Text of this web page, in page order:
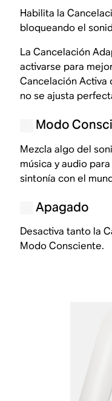
Habilita la
bloqueando el
La Cancelación
activarse para
Cancelación Activa
no se ajusta
Modo
Mezcla algo del
música y audio
sintonía con el
Apagado
Desactiva tanto la
Modo Consciente.